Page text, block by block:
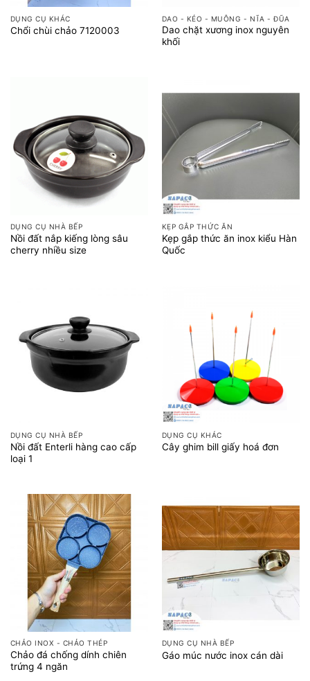
DỤNG CỤ KHÁC
Chổi chùi chảo 7120003
DAO - KÉO - MUỖNG - NĨA - ĐŨA
Dao chặt xương inox nguyên
khối
DỤNG CỤ NHÀ BẾP
Nồi đất nắp kiếng lòng sâu
cherry nhiều size
KẸP GẮP THỨC ĂN
Kẹp gắp thức ăn inox kiểu Hàn
Quốc
DỤNG CỤ NHÀ BẾP
Nồi đất Enterli hàng cao cấp
loại 1
DỤNG CỤ KHÁC
Cây ghim bill giấy hoá đơn
CHẢO INOX - CHẢO THÉP
Chảo đá chống dính chiên
trứng 4 ngăn
DỤNG CỤ NHÀ BẾP
Gáo múc nước inox cán dài